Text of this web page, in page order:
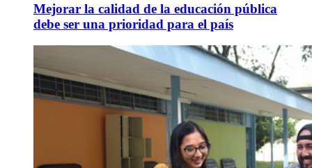
Mejorar la calidad de la educación pública
debe ser una prioridad para el país